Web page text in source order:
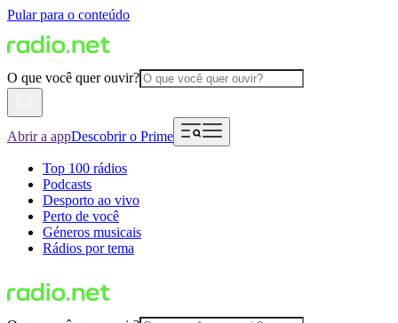
Pular para o conteúdo
O que você quer ouvir?
Abrir a appDescobrir o Prime
Top 100 rádios
Podcasts
Desporto ao vivo
Perto de você
Géneros musicais
Rádios por tema